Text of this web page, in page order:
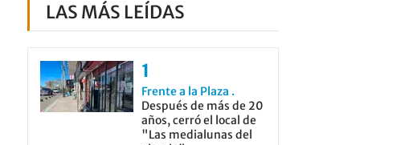
LAS MÁS LEÍDAS
Frente a la Plaza
Después de más de 20
años, cerró el local de
"Las medialunas del